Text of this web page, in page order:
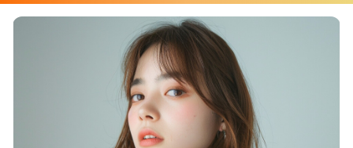
美容師アシスタント
フロント・レセプション
ヘアメイク・美容部員 アイリスト
エステティシャン